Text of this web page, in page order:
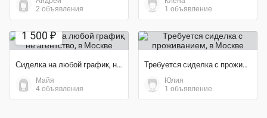
2 объявления
1 объявление
1 500 ₽
Сиделка на любой график, не агентство
Майя
4 объявления
Требуется сиделка с проживанием
Юлия
1 объявление